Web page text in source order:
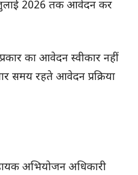
2026 तक आवेदन कर
का आवेदन स्वीकार नहीं
समय रहते आवेदन प्रक्रिया
अभियोजन अधिकारी